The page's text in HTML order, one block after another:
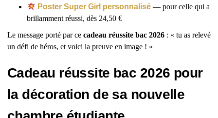
Poster Super Girl personnalisé — pour celle qui a
brillamment réussi, dès 24,50 €
Le message porté par ce cadeau réussite bac 2026 : « tu as relevé
un défi de héros, et voici la preuve en image ! »
Cadeau réussite bac 2026 pour
la décoration de sa nouvelle